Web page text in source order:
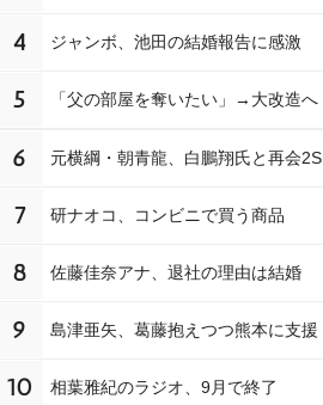
4 ジャンボ、池田の結婚報告に感激
5 「父の部屋を奪いたい」→大改造へ
6 元横綱・朝青龍、白鵬翔氏と再会2S
7 研ナオコ、コンビニで買う商品
8 佐藤佳奈アナ、退社の理由は結婚
9 島津亜矢、葛藤抱えつつ熊本に支援
10 相葉雅紀のラジオ、9月で終了